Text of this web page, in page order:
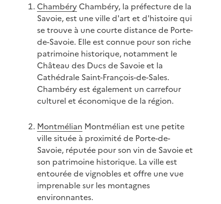
ChambéryChambéry, la préfecture de la
Savoie, est une ville d'art et d'histoire qui
se trouve à une courte distance de Porte-
de-Savoie. Elle est connue pour son riche
patrimoine historique, notamment le
Château des Ducs de Savoie et la
Cathédrale Saint-François-de-Sales.
Chambéry est également un carrefour
culturel et économique de la région.
Montmélian Montmélian est une petite
ville située à proximité de Porte-de-
Savoie, réputée pour son vin de Savoie et
son patrimoine historique. La ville est
entourée de vignobles et offre une vue
imprenable sur les montagnes
environnantes.